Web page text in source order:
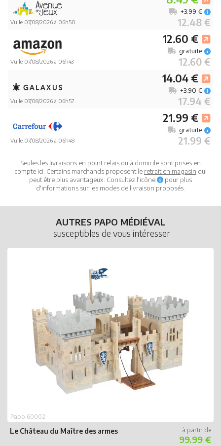
Vu le 07/08/2026 à 06h50 12.48 €
+3.99 €
Vu le 07/08/2026 à 06h43
12.60 €
12.60 €
gratuite
Vu le 07/08/2026 à 06h57
14.04 €
17.94 €
+3.90 €
Vu le 07/08/2026 à 06h48
21.99 €
21.99 €
gratuite
Seules les livraisons en point relais ou à domicilesont prises en
compte ici. Certains marchands proposent le retrait en magasin qui
peut être plus avantageux. Consultez l'icône
pour plus
d'informations sur les modes de livraison proposés.
AUTRES PAPO MÉDIÉVAL
susceptibles de vous intéresser
Le Château du Maître des armes
Papo 60002
99.99 €